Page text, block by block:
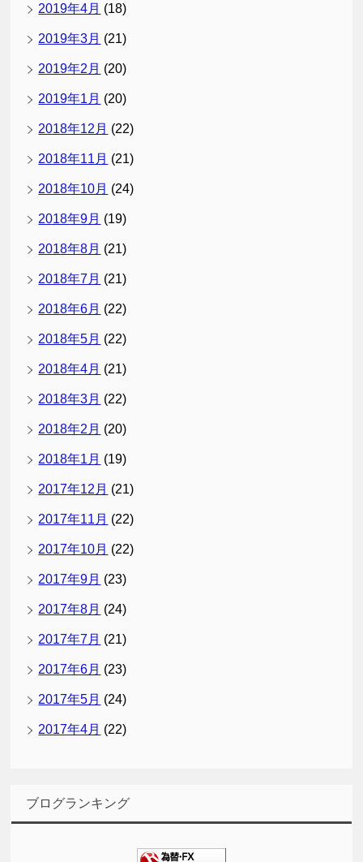
2019年4月 (18)
2019年3月 (21)
2019年2月 (20)
2019年1月 (20)
2018年12月 (22)
2018年11月 (21)
2018年10月 (24)
2018年9月 (19)
2018年8月 (21)
2018年7月 (21)
2018年6月 (22)
2018年5月 (22)
2018年4月 (21)
2018年3月 (22)
2018年2月 (20)
2018年1月 (19)
2017年12月 (21)
2017年11月 (22)
2017年10月 (22)
2017年9月 (23)
2017年8月 (24)
2017年7月 (21)
2017年6月 (23)
2017年5月 (24)
2017年4月 (22)
ブログランキング